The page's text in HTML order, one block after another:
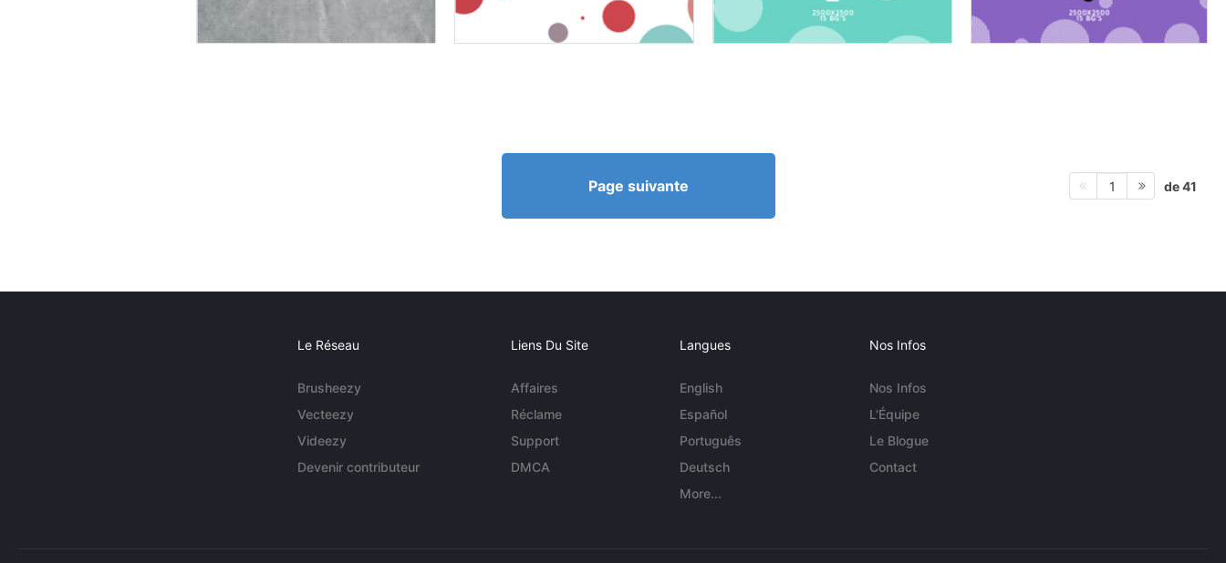
Page suivante 1 de 41
Le Réseau
Brusheezy
Vecteezy
Videezy
Devenir contributeur
Liens Du Site
Affaires
Réclame
Support
DMCA
Langues
English
Español
Português
Deutsch
More...
Nos Infos
Nos Infos
L'Équipe
Le Blogue
Contact